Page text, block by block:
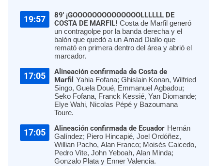
19:57
89' ¡GOOOOOOOOOOOOOOLLLLLL DE
COSTA DE MARFIL! Costa de Marfil generó
un contragolpe por la banda derecha y el
balón que quedó a un Amad Diallo que
remató en primera dentro del área y abrió el
marcador.
17:05
Alineación confirmada de Costa de
Marfil Yahia Fofana; Ghislain Konan, Wilfried
Singo, Guela Doué, Emmanuel Agbadou;
Seko Fofana, Franck Kessié, Yan Diomande;
Elye Wahi, Nicolas Pépé y Bazoumana
Toure.
17:05 Alineación confirmada de Ecuador Hernán
Galíndez; Piero Hincapié, Joel Ordóñez,
Willian Pacho, Alan Franco; Moisés Caicedo,
Pedro Vite, John Yeboah, Alan Minda;
Gonzalo Plata y Enner Valencia.